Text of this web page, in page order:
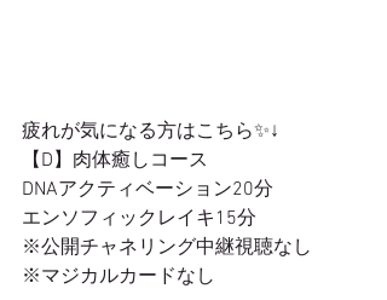
疲れが気になる方はこちら✨↓
【D】肉体癒しコース
DNAアクティベーション20分
エンソフィックレイキ15分
※公開チャネリング中継視聴なし
※マジカルカードなし